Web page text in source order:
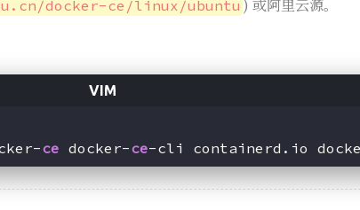
docker-ce/linux/ubuntu ) 或阿里云源。
ce docker-ce-cli containerd.io